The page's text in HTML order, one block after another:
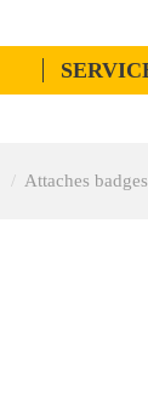
Attaches badges